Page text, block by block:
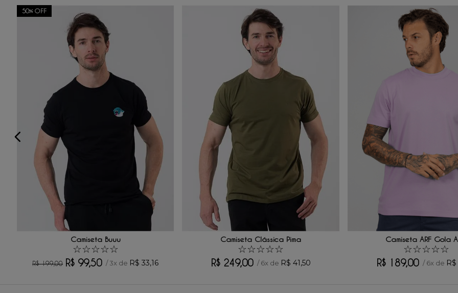
Título
Avalie o produto de 1 a 5 estrelas
★ ★
Seu nome
Sua localização
Endereço de email
Escreva uma avaliação
50% OFF
Camiseta Buuu
☆☆☆☆☆
R$ 199,00 R$ 99,50 /3x de R$ 33,16
Camiseta Clássica Pima
☆☆☆☆☆
R$ 249,00 /6x de R$ 41 ,50
Camiseta ARF Gola
☆☆☆☆☆
R$ 189,00 /6x de R$